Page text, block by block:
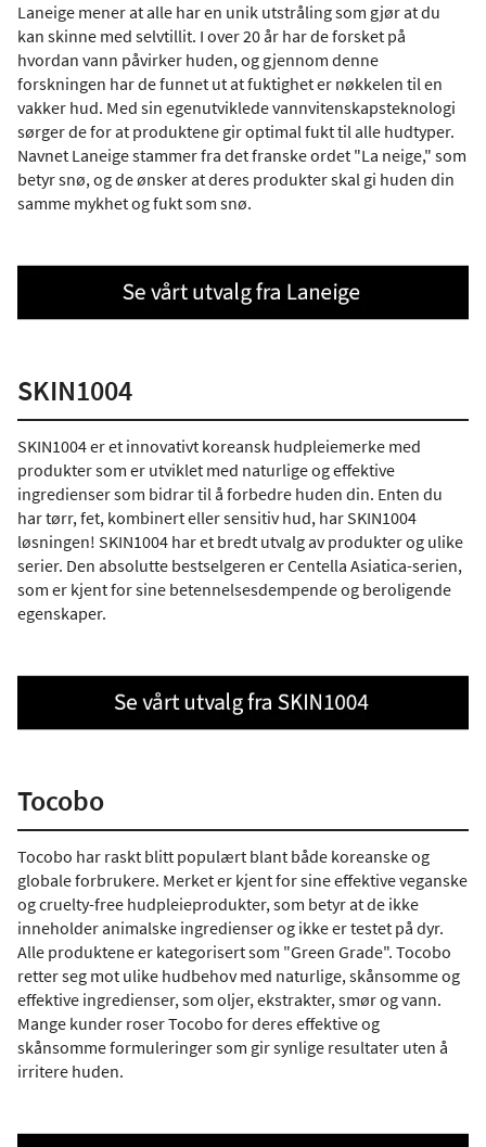
Laneige mener at alle har en unik utstråling som gjør at du
kan skinne med selvtillit. I over 20 år har de forsket på
hvordan vann påvirker huden, og gjennom denne
forskningen har de funnet ut at fuktighet er nøkkelen til en
vakker hud. Med sin egenutviklede vannvitenskapsteknologi
sørger de for at produktene gir optimal fukt til alle hudtyper.
Navnet Laneige stammer fra det franske ordet "La neige," som
betyr snø, og de ønsker at deres produkter skal gi huden din
samme mykhet og fukt som snø.
SKIN1004
SKIN1004 er et innovativt koreansk hudpleiemerke med
produkter som er utviklet med naturlige og effektive
ingredienser som bidrar til å forbedre huden din. Enten du
har tørr, fet, kombinert eller sensitiv hud, har SKIN1004
løsningen! SKIN1004 har et bredt utvalg av produkter og ulike
serier. Den absolutte bestselgeren er Centella Asiatica-serien,
som er kjent for sine betennelsesdempende og beroligende
egenskaper.
Tocobo
Tocobo har raskt blitt populært blant både koreanske og
globale forbrukere. Merket er kjent for sine effektive veganske
og cruelty-free hudpleieprodukter, som betyr at de ikke
inneholder animalske ingredienser og ikke er testet på dyr.
Alle produktene er kategorisert som "Green Grade". Tocobo
retter seg mot ulike hudbehov med naturlige, skånsomme og
effektive ingredienser, som oljer, ekstrakter, smør og vann.
Mange kunder roser Tocobo for deres effektive og
skånsomme formuleringer som gir synlige resultater uten å
irritere huden.